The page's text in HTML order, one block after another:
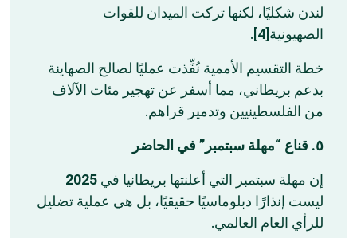
لندن شكليًا، لكنها تركت الميدان للقوات
الصهيونية[4].
خطة التقسيم الأممية نُفِّذت عمليًا لصالح الصهاينة
بدعم بريطاني، مما أسفر عن تهجير مئات الآلاف
من الفلسطينيين وتدمير قراهم.
٥. قناع “مهلة سبتمبر” في الحاضر
إن مهلة سبتمبر التي أعلنتها بريطانيا في 2025
ليست إنذارًا دبلوماسيًا حقيقيًا، بل هي عملية تضليل
للرأي العام العالمي.